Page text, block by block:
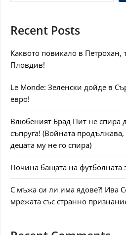
Recent Posts
Каквото повикало в Петрохан,
Пловдив!
Le Monde: Зеленски дойде в
евро!
Влюбеният Брад Пит не спира
съпруга! (Войната
децата му не го спира)
Почина бащата на футболната
С мъжа си ли има ядове?! Ива
мрежата със странно